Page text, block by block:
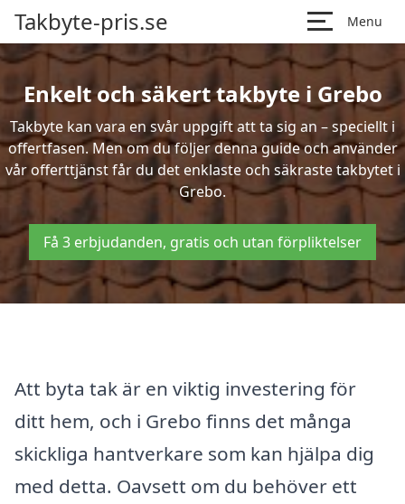
Takbyte-pris.se Menu
Enkelt och säkert takbyte i Grebo
Takbyte kan vara en svår uppgift att ta sig an – speciellt i
offertfasen. Men om du följer denna guide och använder
vår offerttjänst får du det enklaste och säkraste takbytet i
Grebo.
Få 3 erbjudanden, gratis och utan förpliktelser
Att byta tak är en viktig investering för
ditt hem, och i Grebo finns det många
skickliga hantverkare som kan hjälpa dig
med detta. Oavsett om du behöver ett